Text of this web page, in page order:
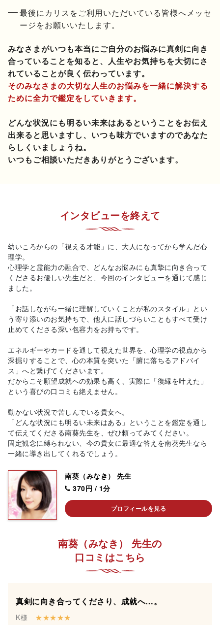
最後にカリスをご利用いただいている皆様へメッセ
ージをお願いいたします。
みなさまがいつも本当にご自分のお悩みに真剣に向き
合っていることを知ると、人生やお気持ちを大切にさ
れていることが良く伝わっています。
そのみなさまの大切な人生のお悩みを一緒に解決する
ために全力で鑑定をしていきます。
どんな状況にも明るい未来はあるということをお伝え
出来ると思いますし、いつも味方でいますのであなた
らしくいましょうね。
いつもご相談いただきありがとうございます。
インタビューを終えて
幼いころからの「視える才能」に、大人になってから学んだ心
理学。
心理学と霊能力の融合で、どんなお悩みにも真摯に向き合って
くださるお優しい先生だと、今回のインタビューを通じて感じ
ました。
「お話しながら一緒に理解していくことが私のスタイル」とい
う寄り添いのお気持ちで、他人に話しづらいこともすべて受け
止めてくださる深い包容力をお持ちです。
エネルギーやカードを通して視えた世界を、心理学の視点から
深掘りすることで、心の本質を突いた「腑に落ちるアドバイ
ス」へと繋げてくださいます。
だからこそ願望成就への効果も高く、実際に「復縁を叶えた」
という喜びの口コミも絶えません。
動かない状況で苦しんでいる貴女へ。
「どんな状況にも明るい未来はある」ということを鑑定を通し
て伝えてくださる南葵先生を、ぜひ頼ってみてください。
固定観念に縛られない、今の貴女に最適な答えを南葵先生なら
一緒に導き出してくれるでしょう。
南葵（みなき） 先生
370円 / 1分
プロフィールを見る
南葵（みなき） 先生の
口コミはこちら
真剣に向き合ってくださり、成就へ…。
K様
★★★★★